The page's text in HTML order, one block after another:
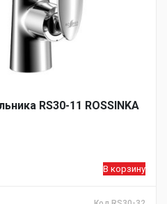
RS30-11 ROSSINKA
В корзину